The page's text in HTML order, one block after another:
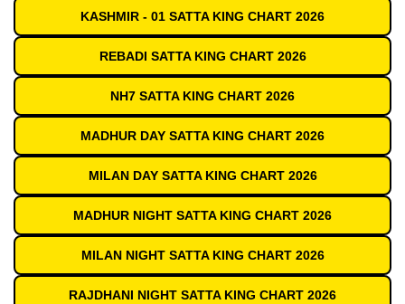
KASHMIR - 01 SATTA KING CHART 2026
REBADI SATTA KING CHART 2026
NH7 SATTA KING CHART 2026
MADHUR DAY SATTA KING CHART 2026
MILAN DAY SATTA KING CHART 2026
MADHUR NIGHT SATTA KING CHART 2026
MILAN NIGHT SATTA KING CHART 2026
RAJDHANI NIGHT SATTA KING CHART 2026